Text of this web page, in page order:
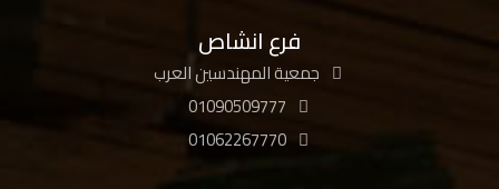
فرع انشاص
جمعية المهندسين العرب
01090509777
01062267770